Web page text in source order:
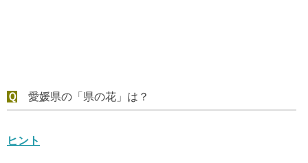
Ｑ 愛媛県の「県の花」は？
ヒント